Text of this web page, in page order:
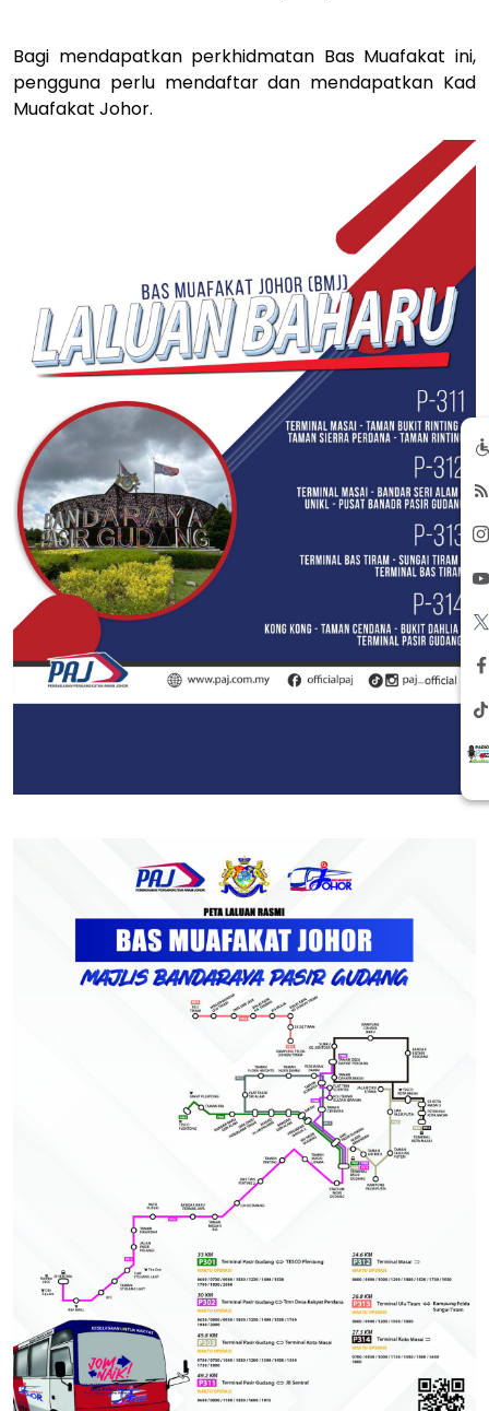
Bagi mendapatkan perkhidmatan Bas Muafakat ini,
pengguna perlu mendaftar dan mendapatkan Kad
Muafakat Johor.